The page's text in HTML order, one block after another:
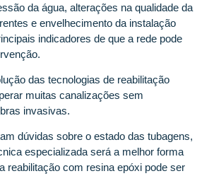
da água, alterações na qualidade da
e envelhecimento da instalação
indicadores de que a rede pode
das tecnologias de reabilitação
muitas canalizações sem
invasivas.
dúvidas sobre o estado das tubagens,
especializada será a melhor forma
reabilitação com resina epóxi pode ser